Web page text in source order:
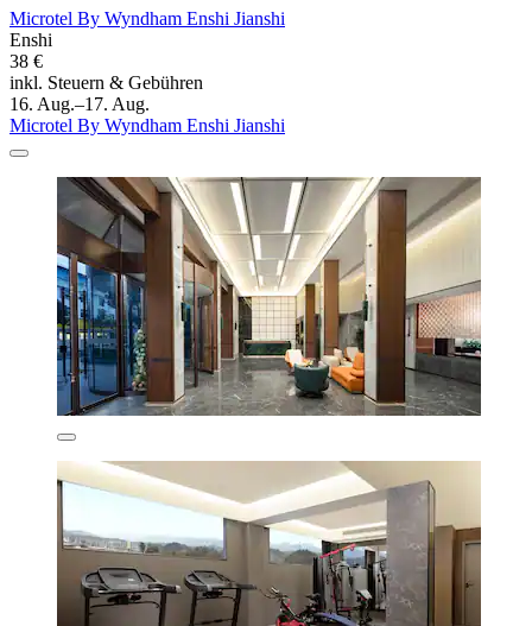
Microtel By Wyndham Enshi Jianshi
Enshi
38 €
inkl. Steuern & Gebühren
16. Aug.–17. Aug.
Microtel By Wyndham Enshi Jianshi